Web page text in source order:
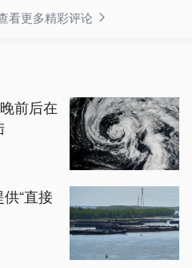
看更多精彩评论
前后在
“直接